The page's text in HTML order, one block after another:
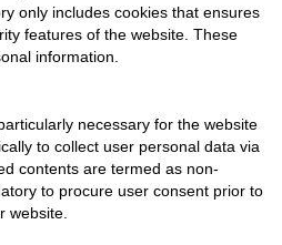
only includes cookies that ensures
features of the website. These
information.
necessary for the website
to collect user personal data via
contents are termed as non-
to procure user consent prior to
website.